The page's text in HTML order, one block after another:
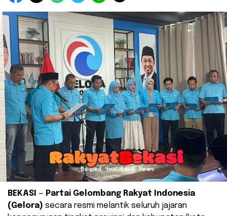
BEKASI — Partai Gelombang Rakyat Indonesia
(Gelora) secara resmi melantik seluruh jajaran